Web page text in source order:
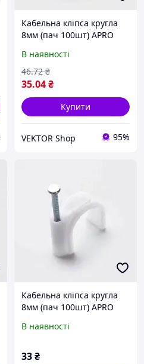
Кабельна кліпса кругла
8мм (пач 100шт) APRO
В наявності
35.04₴
46.72 ₴
Купити
VEKTOR Shop 95%
Кабельна кліпса кругла
8мм (пач 100шт) APRO
В наявності
33₴